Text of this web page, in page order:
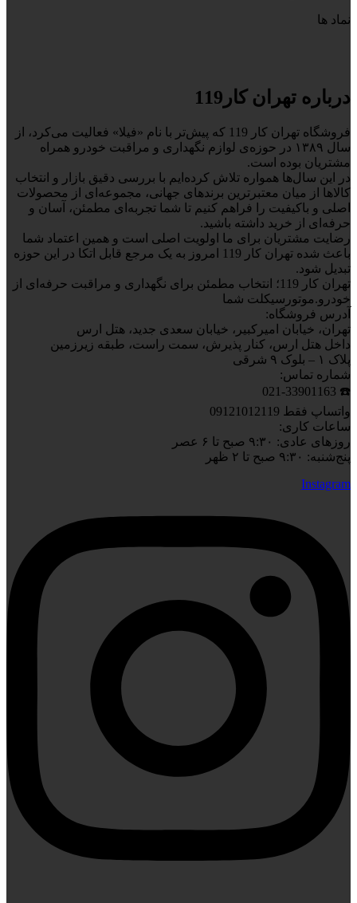
نماد ها
درباره تهران کار119
فروشگاه تهران کار 119 که پیش‌تر با نام «فیلا» فعالیت می‌کرد، از
سال ۱۳۸۹ در حوزه‌ی لوازم نگهداری و مراقبت خودرو همراه
مشتریان بوده است.
در این سال‌ها همواره تلاش کرده‌ایم با بررسی دقیق بازار و انتخاب
کالاها از میان معتبرترین برندهای جهانی، مجموعه‌ای از محصولات
اصلی و باکیفیت را فراهم کنیم تا شما تجربه‌ای مطمئن، آسان و
حرفه‌ای از خرید داشته باشید.
رضایت مشتریان برای ما اولویت اصلی است و همین اعتماد شما
باعث شده تهران کار 119 امروز به یک مرجع قابل اتکا در این حوزه
تبدیل شود.
تهران کار 119؛ انتخاب مطمئن برای نگهداری و مراقبت حرفه‌ای از
خودرو.موتورسیکلت شما
آدرس فروشگاه:
تهران، خیابان امیرکبیر، خیابان سعدی جدید، هتل ارس
داخل هتل ارس، کنار پذیرش، سمت راست، طبقه زیرزمین
پلاک ۱ – بلوک ۹ شرقی
شماره تماس:
☎️ 021-33901163
واتساپ فقط 09121012119
ساعات کاری:
روزهای عادی: ۹:۳۰ صبح تا ۶ عصر
پنج‌شنبه: ۹:۳۰ صبح تا ۲ ظهر
Instagram